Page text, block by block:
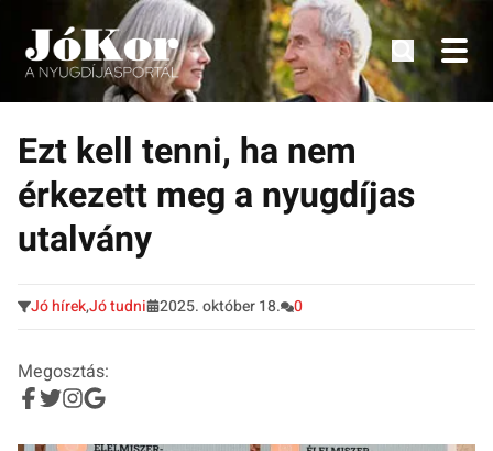
Tovább
tartalomra
Tudnivalók, érdekességek idősek számára.
Ezt kell tenni, ha nem
érkezett meg a nyugdíjas
utalvány
Jó hírek,Jó tudni 2025. október 18. 0
Megosztás: